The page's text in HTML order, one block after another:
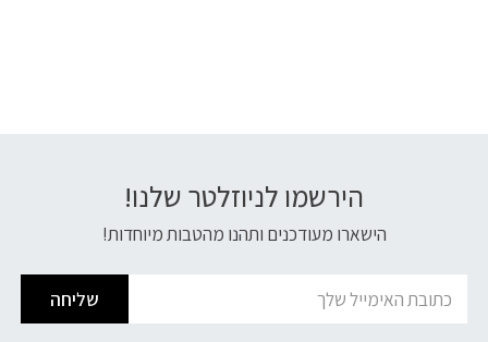
הירשמו לניוזלטר שלנו!
הישארו מעודכנים ותהנו מהטבות מיוחדות!
שליחה